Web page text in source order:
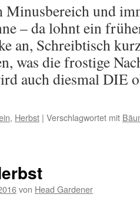
Minusbereich und
– da lohnt ein
an, Schreibtisch
was die frostige
auch diesmal DIE
, Herbst | Verschlagwortet mit
von Head Gardener